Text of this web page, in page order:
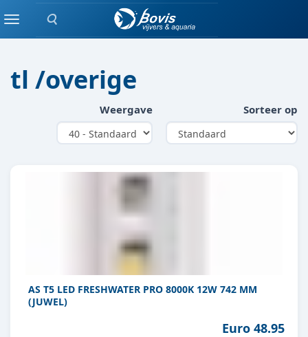
Zoeken
MenuVERLICHTING
tl /overige
Weergave Sorteer op
AS T5 LED FRESHWATER PRO 8000K 12W 742 MM
(JUWEL)
Euro 48.95